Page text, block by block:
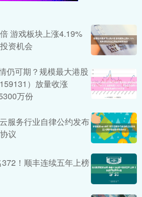
游戏板块上涨4.19%
资机会
仍可期？规模最大港股
）放量收涨
万份
服务行业自律公约发布
议
！顺丰连续五年上榜